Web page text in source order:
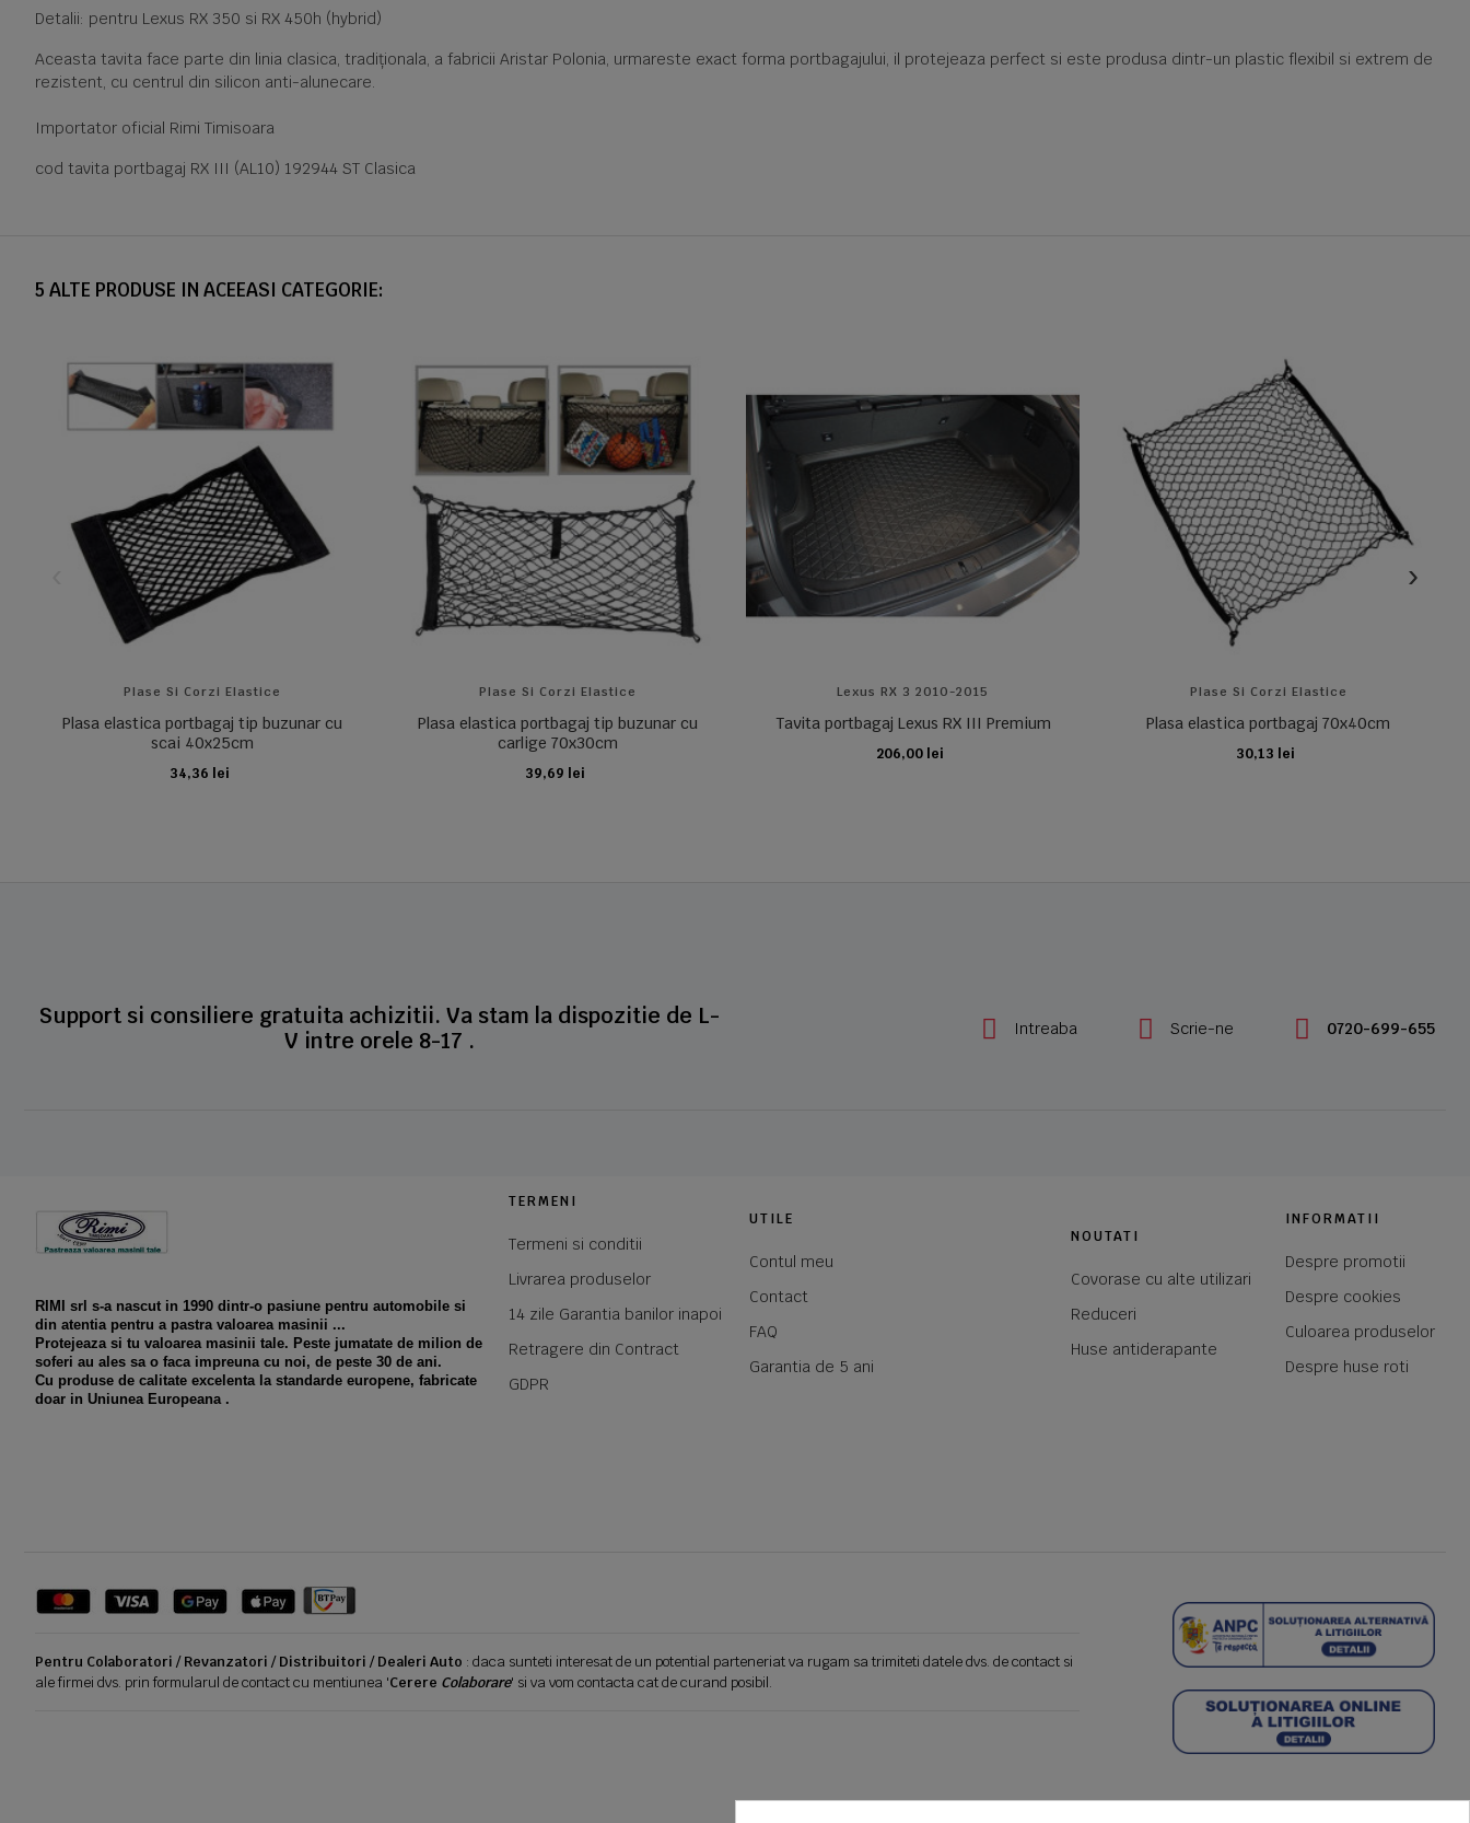
Detalii: pentru Lexus RX 350 si RX 450h (hybrid)
Aceasta tavita face parte din linia clasica, tradiționala, a fabricii Aristar Polonia, urmareste exact forma portbagajului, il protejeaza perfect si este produsa dintr-un plastic flexibil si extrem de
rezistent, cu centrul din silicon anti-alunecare.
Importator oficial Rimi Timisoara
cod tavita portbagaj RX III (AL10) 192944 ST Clasica
5 ALTE PRODUSE IN ACEEASI CATEGORIE:
Plase Si Corzi Elastice
Plasa elastica portbagaj tip buzunar cu
scai 40x25cm
34,36 lei
ADAUGA IN COS
Plase Si Corzi Elastice
Plasa elastica portbagaj tip buzunar cu
carlige 70x30cm
39,69 lei
ADAUGA IN COS
Lexus RX 3 2010-2015
Tavita portbagaj Lexus RX III Premium
206,00 lei
ADAUGA IN COS
Plase Si Corzi Elastice
Plasa elastica portbagaj 70x40cm
30,13 lei
ADAUGA IN COS
Support si consiliere gratuita achizitii. Va stam la dispozitie de L-
V intre orele 8-17 .
Intreaba Scrie-ne 0720-699-655
RIMI srl s-a nascut in 1990 dintr-o pasiune pentru automobile si
din atentia pentru a pastra valoarea masinii ...
Protejeaza si tu valoarea masinii tale. Peste jumatate de milion de
soferi au ales sa o faca impreuna cu noi, de peste 30 de ani.
Cu produse de calitate excelenta la standarde europene, fabricate
doar in Uniunea Europeana .
TERMENI
Termeni si conditii
Livrarea produselor
14 zile Garantia banilor inapoi
Retragere din Contract
GDPR
UTILE
Contul meu
Contact
FAQ
Garantia de 5 ani
NOUTATI
Covorase cu alte utilizari
Reduceri
Huse antiderapante
INFORMATII
Despre promotii
Despre cookies
Culoarea produselor
Despre huse roti
Pentru Colaboratori / Revanzatori / Distribuitori / Dealeri Auto : daca sunteti interesat de un potential parteneriat va rugam sa trimiteti datele dvs. de contact si
ale firmei dvs. prin formularul de contact cu mentiunea 'Cerere Colaborare' si va vom contacta cat de curand posibil.